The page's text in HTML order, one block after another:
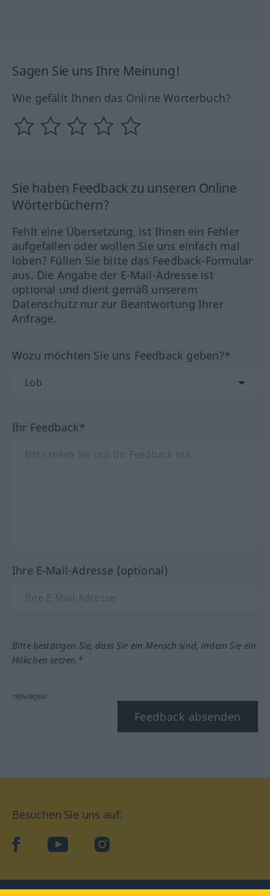
Sagen Sie uns Ihre Meinung!
Wie gefällt Ihnen das Online Wörterbuch?
Sie haben Feedback zu unseren Online
Wörterbüchern?
Fehlt eine Übersetzung, ist Ihnen ein Fehler
aufgefallen oder wollen Sie uns einfach mal
loben? Füllen Sie bitte das Feedback-Formular
aus. Die Angabe der E-Mail-Adresse ist
optional und dient gemäß unserem
Datenschutz nur zur Beantwortung Ihrer
Anfrage.
Wozu möchten Sie uns Feedback geben?*
Ihr Feedback*
Ihre E-Mail-Adresse (optional)
Bitte bestätigen Sie, dass Sie ein Mensch sind, indem Sie ein
Häkchen setzen.*
*Pflichtfeld
Feedback absenden
Besuchen Sie uns auf:
facebookYouTube Instagram